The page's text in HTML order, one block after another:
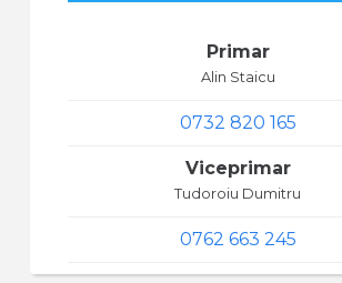
Primar
Alin Staicu
0732 820 165
Viceprimar
Tudoroiu Dumitru
0762 663 245